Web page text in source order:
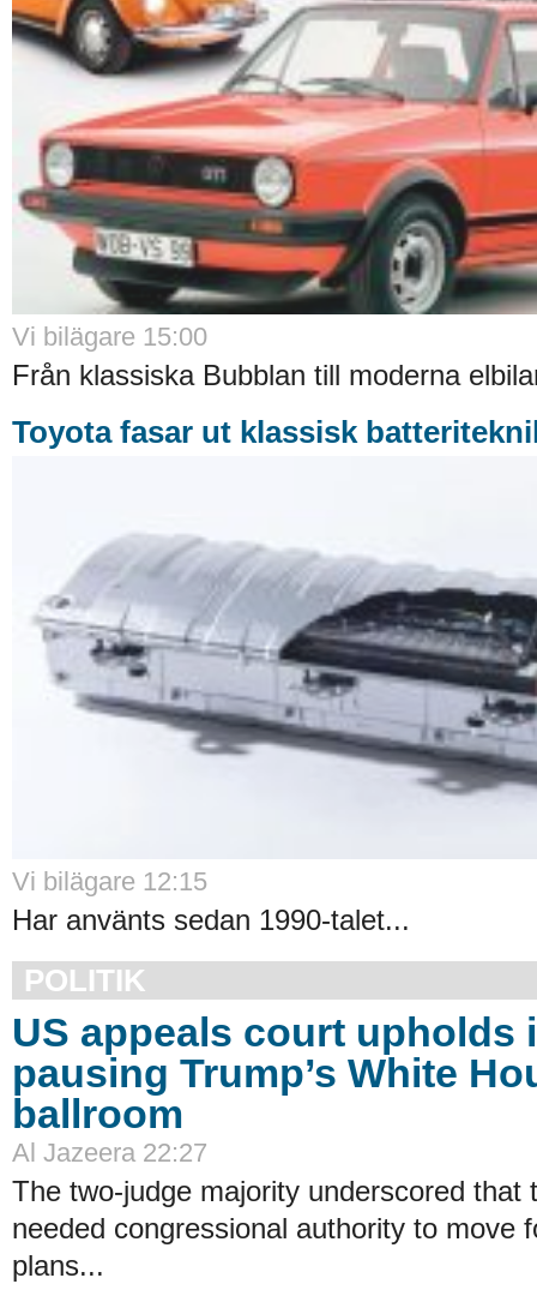
Vi bilägare 15:00
Från klassiska Bubblan till moderna
Toyota fasar ut klassisk
Vi bilägare 12:15
Har använts sedan 1990-talet...
POLITIK
US appeals court upholds
pausing Trump’s White
ballroom
Al Jazeera 22:27
The two-judge majority underscored that
needed congressional authority to move
plans...